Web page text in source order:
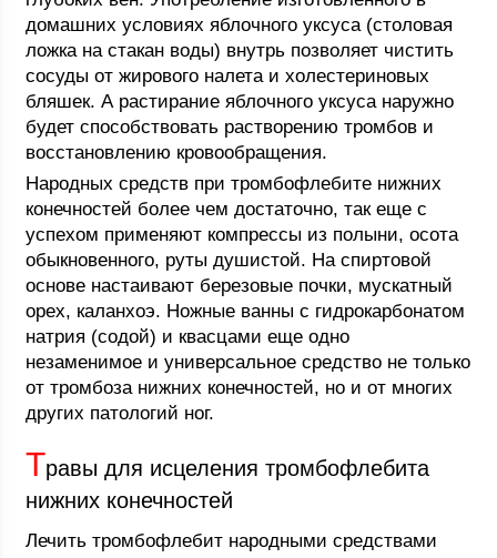
домашних условиях яблочного уксуса (столовая
ложка на стакан воды) внутрь позволяет чистить
сосуды от жирового налета и холестериновых
бляшек. А растирание яблочного уксуса наружно
будет способствовать растворению тромбов и
восстановлению кровообращения.
Народных средств при тромбофлебите нижних
конечностей более чем достаточно, так еще с
успехом применяют компрессы из полыни, осота
обыкновенного, руты душистой. На спиртовой
основе настаивают березовые почки, мускатный
орех, каланхоэ. Ножные ванны с гидрокарбонатом
натрия (содой) и квасцами еще одно
незаменимое и универсальное средство не только
от тромбоза нижних конечностей, но и от многих
других патологий ног.
Травы для исцеления тромбофлебита
нижних конечностей
Лечить тромбофлебит народными средствами